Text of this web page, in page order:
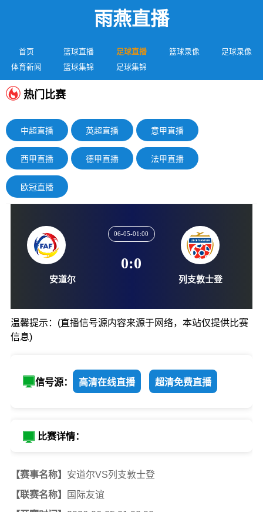
雨燕直播
首页 篮球直播 足球直播 篮球录像
足球录像
体育新闻
篮球集锦 足球集锦
热门比赛
中超直播 英超直播 意甲直播
西甲直播 德甲直播 法甲直播
欧冠直播
06-05-01:00
0:0
温馨提示：(直播信号源内容来源于网络，本站仅提供比赛
信息)
信号源： 高清在线直播 超清免费直播
比赛详情：
【赛事名称】 安道尔VS列支敦士登
【联赛名称】
国际友谊